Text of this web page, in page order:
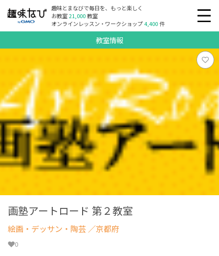
趣味とまなびで毎日を、もっと楽しく
お教室21,000教室
オンラインレッスン・ワークショップ4,400件
教室情報
画塾アートロード 第２教室
絵画・デッサン・陶芸 ／京都府
0